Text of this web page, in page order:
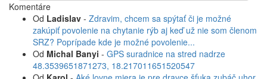
Komentáre
Od Ladislav - Zdravim, chcem sa spýtať či je možné
zakúpiť povolenie na chytanie rýb aj keď už nie som členom
SRZ? Poprípade kde je možné povolenie...
Od Michal Banyi - GPS suradnice na stred nadrze
48.3539651871273, 18.217011651520547